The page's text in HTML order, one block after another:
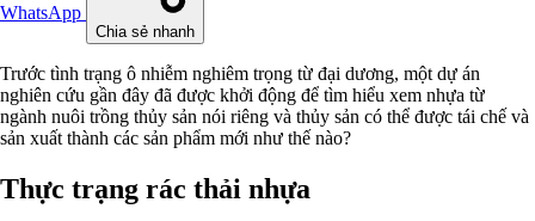
WhatsApp
Chia sẻ nhanh
Trước tình trạng ô nhiễm nghiêm trọng từ đại dương, một dự án
nghiên cứu gần đây đã được khởi động để tìm hiểu xem nhựa từ
ngành nuôi trồng thủy sản nói riêng và thủy sản có thể được tái chế và
sản xuất thành các sản phẩm mới như thế nào?
Thực trạng rác thải nhựa